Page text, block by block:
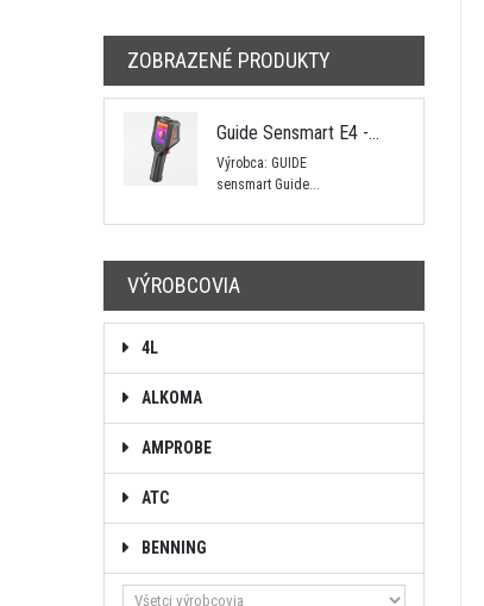
ZOBRAZENÉ PRODUKTY
Guide Sensmart E4 -...
Výrobca: GUIDE
sensmart Guide...
VÝROBCOVIA
4L
ALKOMA
AMPROBE
ATC
BENNING